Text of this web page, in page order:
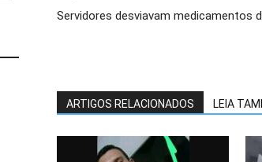
Servidores desviavam medicamentos
ARTIGOS RELACIONADOS LEIA